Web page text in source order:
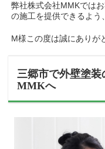
弊社株式会社MMKでは
の施工を提供できるよう
M様この度は誠にありが
三郷市で外壁塗
MMKへ